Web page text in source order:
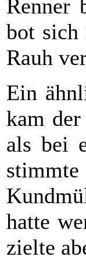
Renner
bot sich
Rauh
Ein
kam
als bei
hatte
zielte